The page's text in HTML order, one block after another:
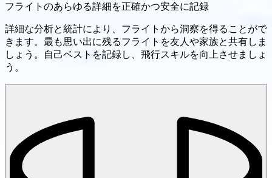
フライトのあらゆる詳細を正確かつ安全に記録
詳細な分析と統計により、フライトから洞察を得ることがで
きます。最も思い出に残るフライトを友人や家族と共有しま
しょう。自己ベストを記録し、飛行スキルを向上させましょ
う。